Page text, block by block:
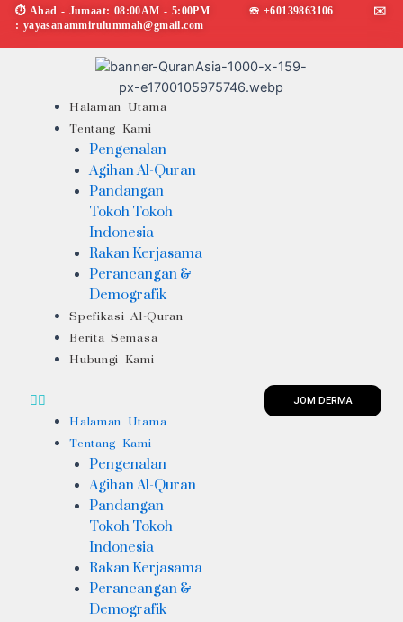
Skip
content
⏱︎ Ahad - Jumaat: 08:00AM - 5:00PM ☏ +60139863106 ✉︎
: yayasanammirulummah@gmail.com
Halaman Utama
Tentang Kami
Pengenalan
Agihan Al-Quran
Pandangan
Tokoh Tokoh
Indonesia
Rakan Kerjasama
Perancangan &
Demografik
Spefikasi Al-Quran
Berita Semasa
Hubungi Kami
Menu
Halaman Utama
Tentang Kami
Pengenalan
Agihan Al-Quran
Pandangan
Tokoh Tokoh
Indonesia
Rakan Kerjasama
Perancangan &
Demografik
JOM DERMA